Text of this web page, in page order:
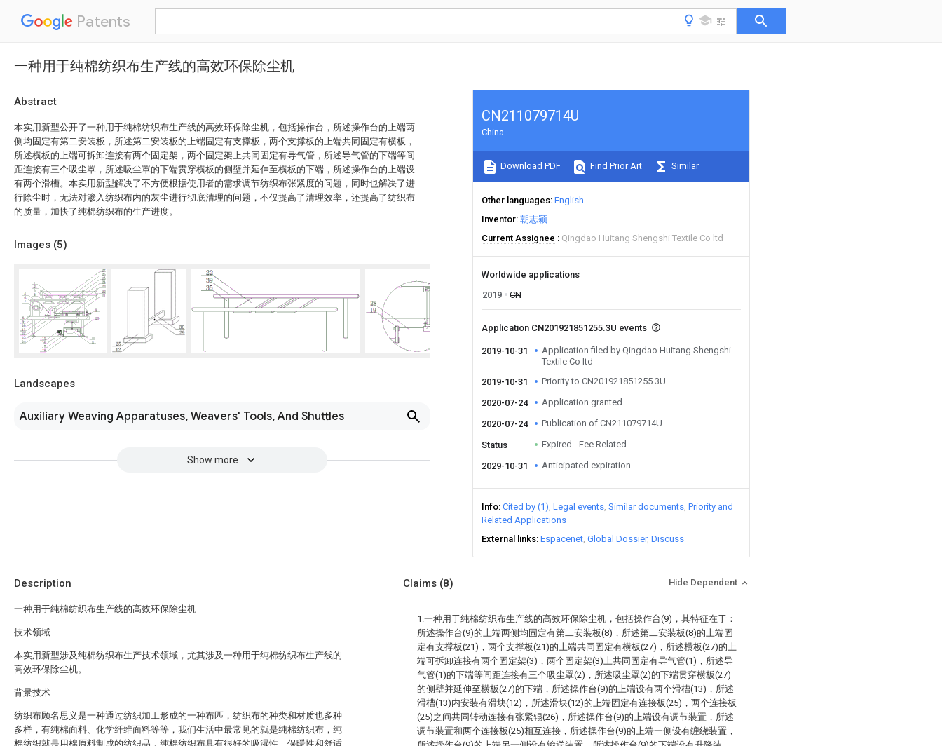
Patents
一种用于纯棉纺织布生产线的高效环保除尘机
Abstract
本实用新型公开了一种用于纯棉纺织布生产线的高效环保除尘机，包括操作台，所述操作台的上端两
侧均固定有第二安装板，所述第二安装板的上端固定有支撑板，两个支撑板的上端共同固定有横板，
所述横板的上端可拆卸连接有两个固定架，两个固定架上共同固定有导气管，所述导气管的下端等间
距连接有三个吸尘罩，所述吸尘罩的下端贯穿横板的侧壁并延伸至横板的下端，所述操作台的上端设
有两个滑槽。本实用新型解决了不方便根据使用者的需求调节纺织布张紧度的问题，同时也解决了进
行除尘时，无法对渗入纺织布内的灰尘进行彻底清理的问题，不仅提高了清理效率，还提高了纺织布
的质量，加快了纯棉纺织布的生产进度。
Images (5)
Landscapes
Auxiliary Weaving Apparatuses, Weavers' Tools, And Shuttles
Show more
CN211079714U
China
Download PDF Find Prior Art Similar
Other languages English
Inventor 朝志颖
Current Assignee
Qingdao Huitang Shengshi Textile Co ltd
Worldwide applications
2019
CN
Application CN201921851255.3U events
2019-10-31
Application filed by Qingdao Huitang Shengshi
Textile Co ltd
2019-10-31
Priority to CN201921851255.3U
2020-07-24 Application granted
2020-07-24 Publication of CN211079714U
Status Expired - Fee Related
2029-10-31 Anticipated expiration
Info Cited by (1) Legal events Similar documents Priority and
Related Applications
External links Espacenet Global Dossier Discuss
Description
一种用于纯棉纺织布生产线的高效环保除尘机
技术领域
本实用新型涉及纯棉纺织布生产技术领域，尤其涉及一种用于纯棉纺织布生产线的
高效环保除尘机。
背景技术
纺织布顾名思义是一种通过纺织加工形成的一种布匹，纺织布的种类和材质也多种
多样，有纯棉面料、化学纤维面料等等，我们生活中最常见的就是纯棉纺织布，纯
棉纺织就是用棉原料制成的纺织品，纯棉纺织布具有很好的吸湿性、保暖性和舒适
Claims (8) Hide Dependent
1.一种用于纯棉纺织布生产线的高效环保除尘机，包括操作台(9)，其特征在于：
所述操作台(9)的上端两侧均固定有第二安装板(8)，所述第二安装板(8)的上端固
定有支撑板(21)，两个支撑板(21)的上端共同固定有横板(27)，所述横板(27)的上
端可拆卸连接有两个固定架(3)，两个固定架(3)上共同固定有导气管(1)，所述导
气管(1)的下端等间距连接有三个吸尘罩(2)，所述吸尘罩(2)的下端贯穿横板(27)
的侧壁并延伸至横板(27)的下端，所述操作台(9)的上端设有两个滑槽(13)，所述
滑槽(13)内安装有滑块(12)，所述滑块(12)的上端固定有连接板(25)，两个连接板
(25)之间共同转动连接有张紧辊(26)，所述操作台(9)的上端设有调节装置，所述
调节装置和两个连接板(25)相互连接，所述操作台(9)的上端一侧设有缠绕装置，